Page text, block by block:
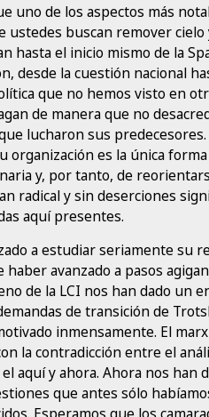
uno de los aspectos más
ustedes buscan remover
hasta el inicio mismo de la
desde la cuestión nacional
que no hemos visto en
de manera que no
lucharon sus predecesores.
organización es la única
y, por tanto, de
radical y sin deserciones
aquí presentes.
a estudiar seriamente su
avanzado a pasos
de la LCI nos han dado un
de transición de
inmensamente. El
la contradicción entre el
aquí y ahora. Ahora nos han
que antes sólo